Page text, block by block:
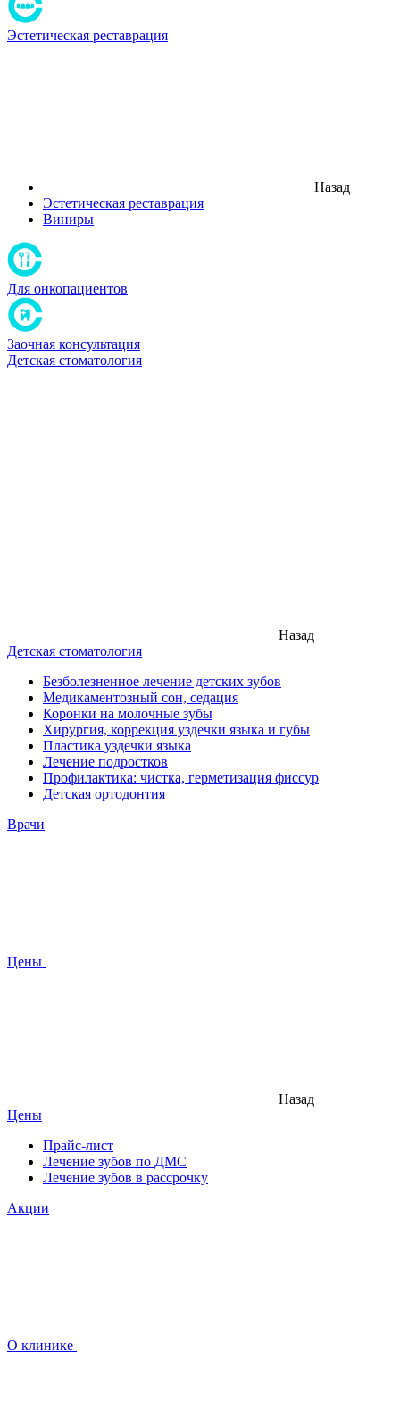
Эстетическая реставрация
Назад
Эстетическая реставрация
Виниры
Для онкопациентов
Заочная консультация
Детская стоматология
Назад
Детская стоматология
Безболезненное лечение детских зубов
Медикаментозный сон, седация
Коронки на молочные зубы
Хирургия, коррекция уздечки языка и губы
Пластика уздечки языка
Лечение подростков
Профилактика: чистка, герметизация фиссур
Детская ортодонтия
Врачи
Цены
Назад
Цены
Прайс-лист
Лечение зубов по ДМС
Лечение зубов в рассрочку
Акции
О клинике